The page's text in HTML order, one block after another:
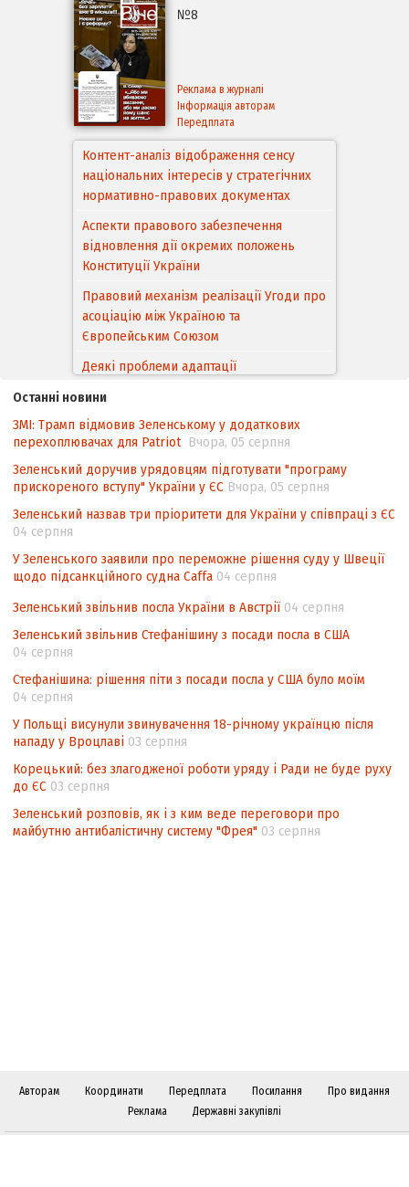
№8
Реклама в журналі
Інформація авторам
Передплата
Контент-аналіз відображення сенсу
національних інтересів у стратегічних
нормативно-правових документах
Аспекти правового забезпечення
відновлення дії окремих положень
Конституції України
Правовий механізм реалізації Угоди про
асоціацію між Україною та
Європейським Cоюзом
Деякі проблеми адаптації
походження товарів відповідно до
Угоди про торговельні аспекти прав
інтелектуальної власності (TRIPS) у
контексті євроінтеграції
Аналіз виборчого законодавства щодо
невизначеності механізму повторного
Інформаційна безпека суспільства
Останні новини
ЗМІ: Трамп відмовив Зеленському у додаткових
перехоплювачах для Patriot Вчора, 05 серпня
Зеленський доручив урядовцям підготувати "програму
прискореного вступу" України у ЄС Вчора, 05 серпня
Зеленський назвав три пріоритети для України у співпраці з ЄС
04 серпня
У Зеленського заявили про переможне рішення суду у Швеції
щодо підсанкційного судна Caffa 04 серпня
Зеленський звільнив посла України в Австрії 04 серпня
Зеленський звільнив Стефанішину з посади посла в США
04 серпня
Стефанішина: рішення піти з посади посла у США було моїм
04 серпня
У Польщі висунули звинувачення 18-річному українцю після
нападу у Вроцлаві 03 серпня
Корецький: без злагодженої роботи уряду і Ради не буде руху
до ЄС 03 серпня
Зеленський розповів, як і з ким веде переговори про
майбутню антибалістичну систему "Фрея" 03 серпня
Авторам Координати Передплата Посилання
Про видання
Реклама
Державні закупівлі